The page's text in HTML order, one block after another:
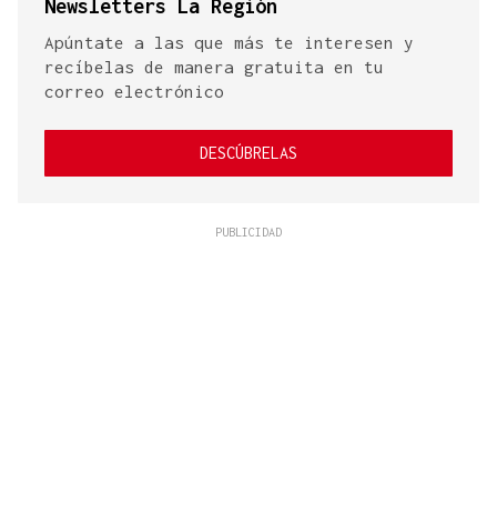
Newsletters La Región
Apúntate a las que más te interesen y
recíbelas de manera gratuita en tu
correo electrónico
DESCÚBRELAS